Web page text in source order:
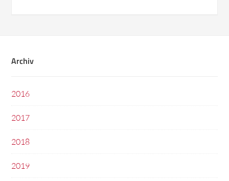
Archiv
2016
2017
2018
2019